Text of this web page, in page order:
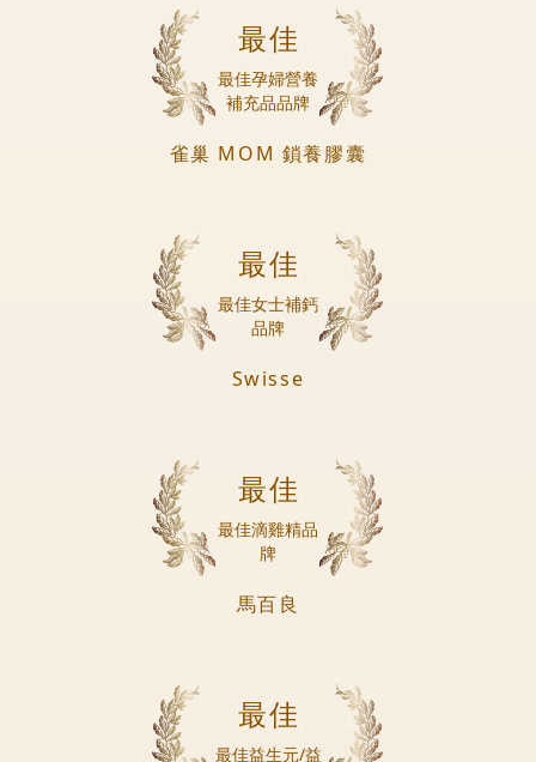
最佳
最佳孕婦營養
補充品品牌
雀巢 MOM 鎖養膠囊
最佳
最佳女士補鈣
品牌
Swisse
最佳
最佳滴雞精品
牌
馬百良
最佳
最佳益生元/益